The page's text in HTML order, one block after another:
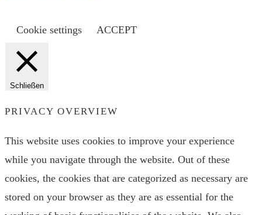
Cookie settings ACCEPT
Schließen
PRIVACY OVERVIEW
This website uses cookies to improve your experience
while you navigate through the website. Out of these
cookies, the cookies that are categorized as necessary are
stored on your browser as they are as essential for the